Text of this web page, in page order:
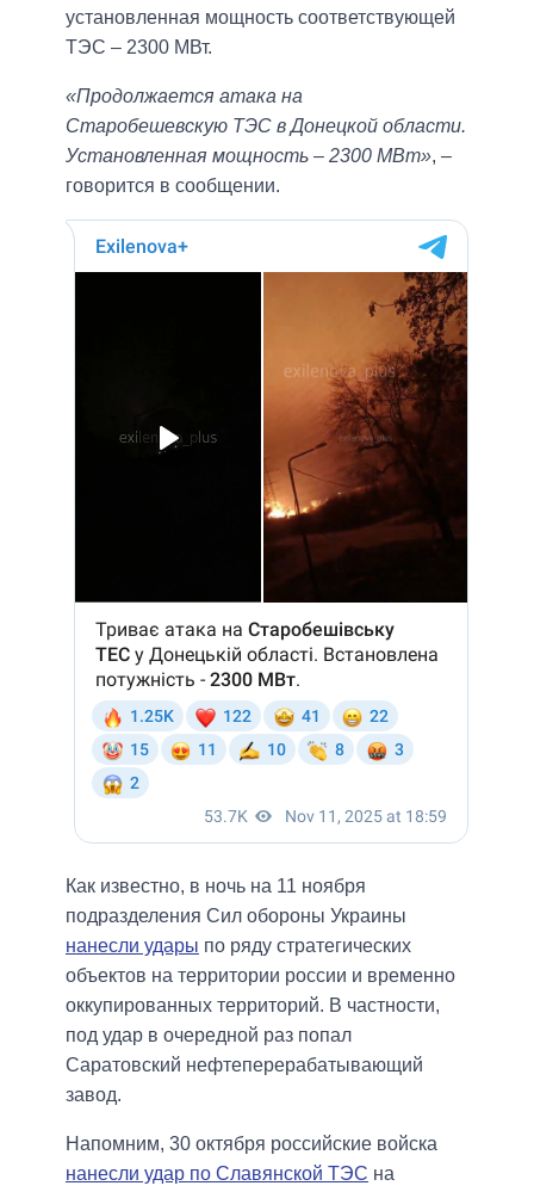
установленная ​​мощность соответствующей
ТЭС – 2300 МВт.
«Продолжается атака на
Старобешевскую ТЭС в Донецкой области.
Установленная мощность – 2300 МВт», –
говорится в сообщении.
Как известно, в ночь на 11 ноября
подразделения Сил обороны Украины
нанесли удары по ряду стратегических
объектов на территории россии и временно
оккупированных территорий. В частности,
под удар в очередной раз попал
Саратовский нефтеперерабатывающий
завод.
Напомним, 30 октября российские войска
нанесли удар по Славянской ТЭС на